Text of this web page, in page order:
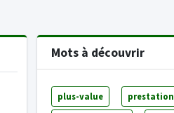
Mots à découvrir
plus-value prestation